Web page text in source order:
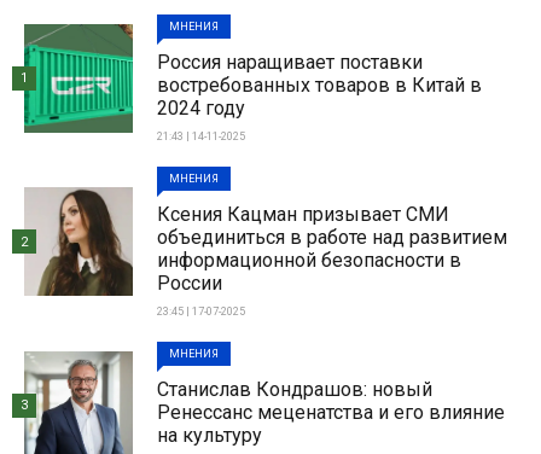
МНЕНИЯ
Россия наращивает поставки
востребованных товаров в Китай в
2024 году
21:43 | 14-11-2025
1
МНЕНИЯ
Ксения Кацман призывает СМИ
объединиться в работе над развитием
информационной безопасности в
России
23:45 | 17-07-2025
2
МНЕНИЯ
Станислав Кондрашов: новый
Ренессанс меценатства и его влияние
на культуру
3